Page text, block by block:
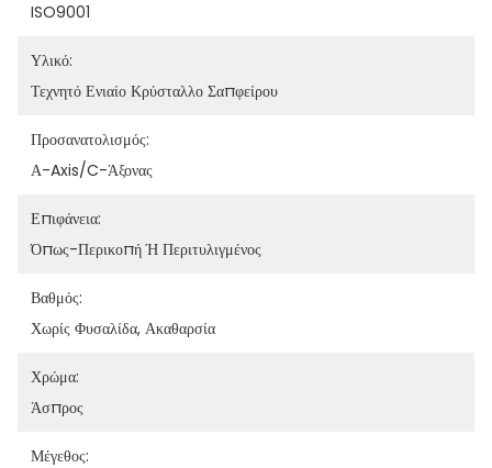
ISO9001
Υλικό:
Τεχνητό Ενιαίο Κρύσταλλο Σαπφείρου
Προσανατολισμός:
Α-Axis/C-Άξονας
Επιφάνεια:
Όπως-Περικοπή Ή Περιτυλιγμένος
Βαθμός:
Χωρίς Φυσαλίδα, Ακαθαρσία
Χρώμα:
Άσπρος
Μέγεθος: